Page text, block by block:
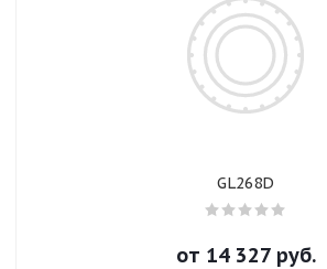
GL268D
от 14 327руб.